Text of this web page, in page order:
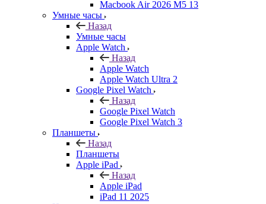
Macbook Air 2026 M5 13
Умные часы
Назад
Умные часы
Apple Watch
Назад
Apple Watch
Apple Watch Ultra 2
Google Pixel Watch
Назад
Google Pixel Watch
Google Pixel Watch 3
Планшеты
Назад
Планшеты
Apple iPad
Назад
Apple iPad
iPad 11 2025